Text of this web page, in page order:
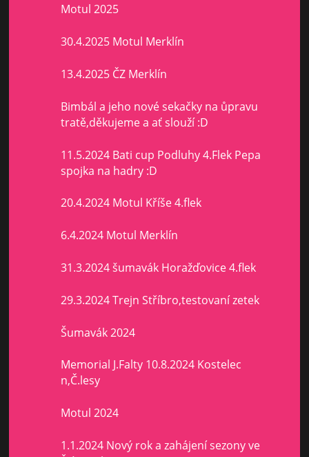
Motul 2025
30.4.2025 Motul Merklín
13.4.2025 ČZ Merklín
Bimbál a jeho nové sekačky na ůpravu
tratě,děkujeme a ať slouží :D
11.5.2024 Bati cup Podluhy 4.Flek Pepa
spojka na hadry :D
20.4.2024 Motul Kříše 4.flek
6.4.2024 Motul Merklín
31.3.2024 šumavák Horažďovice 4.flek
29.3.2024 Trejn Stříbro,testovaní zetek
Šumavák 2024
Memorial J.Falty 10.8.2024 Kostelec
n,Č.lesy
Motul 2024
1.1.2024 Nový rok a zahájení sezony ve